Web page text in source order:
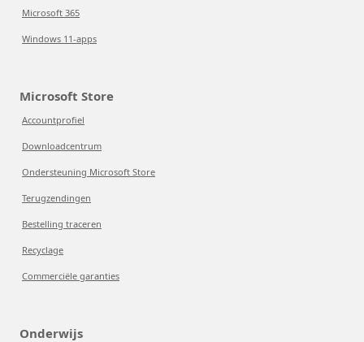
Microsoft 365
Windows 11-apps
Microsoft Store
Accountprofiel
Downloadcentrum
Ondersteuning Microsoft Store
Terugzendingen
Bestelling traceren
Recyclage
Commerciële garanties
Onderwijs